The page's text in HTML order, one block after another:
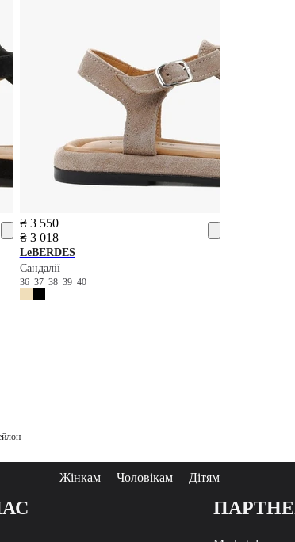
₴ 3 550
₴ 3 018
LeBERDES
Сандалії
36 37 38 39 40
Жінкам Чоловікам Дітям